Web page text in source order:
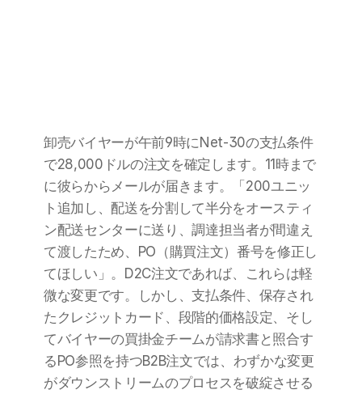
卸売バイヤーが午前9時にNet-30の支払条件
で28,000ドルの注文を確定します。11時まで
に彼らからメールが届きます。「200ユニッ
ト追加し、配送を分割して半分をオースティ
ン配送センターに送り、調達担当者が間違え
て渡したため、PO（購買注文）番号を修正し
てほしい」。D2C注文であれば、これらは軽
微な変更です。しかし、支払条件、保存され
たクレジットカード、段階的価格設定、そし
てバイヤーの買掛金チームが請求書と照合す
るPO参照を持つB2B注文では、わずかな変更
がダウンストリームのプロセスを破綻させる